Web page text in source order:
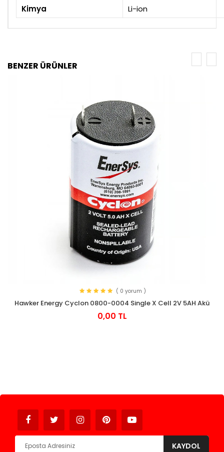
Kimya Li-ion
BENZER ÜRÜNLER
( 0 yorum )
Hawker Energy Cyclon 0800-0004 Single X Cell 2V 5AH Akü
0,00 TL
KAYDOL